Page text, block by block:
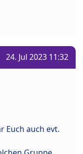
24. Jul 2023 11:32
Euch auch evt.